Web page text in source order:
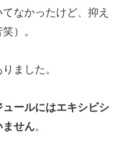
なかったけど、抑え
）。
りました。
ールにはエキシビシ
ません。